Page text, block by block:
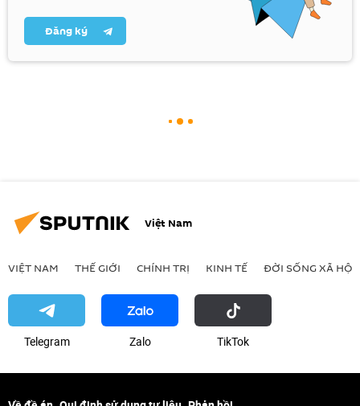
Đăng ký
Việt Nam
VIỆT NAM THẾ GIỚI CHÍNH TRỊ KINH TẾ ĐỜI SỐNG XÃ HỘI
Telegram Zalo ТikТоk